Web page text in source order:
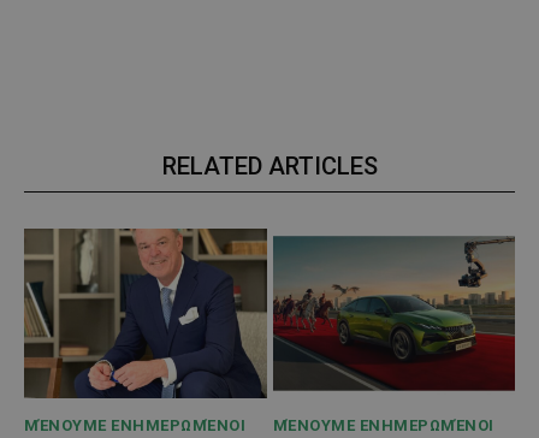
RELATED ARTICLES
ΜΈΝΟΥΜΕ ΕΝΗΜΕΡΩΜΈΝΟΙ ΜΈΝΟΥΜΕ ΕΝΗΜΕΡΩΜΈΝΟΙ